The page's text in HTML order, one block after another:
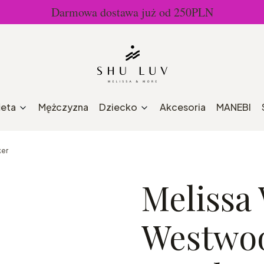
Darmowa dostawa już od 250PLN
Mężczyzna Dziecko Akcesoria MANEBI